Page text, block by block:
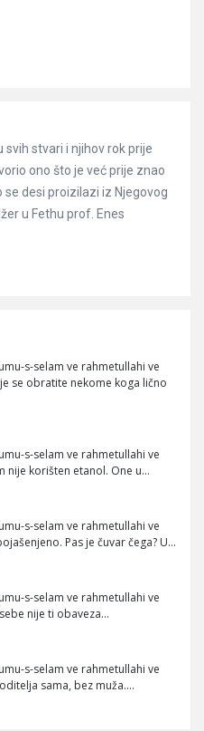
svih stvari i njihov rok prije
ono što je već prije znao
desi proizilazi iz Njegovog
u Fethu prof. Enes
s-selam ve rahmetullahi ve
se obratite nekome koga lično
s-selam ve rahmetullahi ve
nije korišten etanol. One u…
s-selam ve rahmetullahi ve
Pas je čuvar čega? U…
s-selam ve rahmetullahi ve
nije ti obaveza…
s-selam ve rahmetullahi ve
sama, bez muža.…